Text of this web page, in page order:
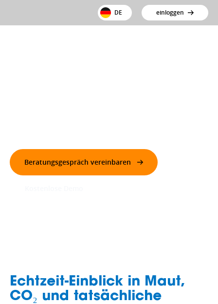
DE einloggen
Beratungsgespräch vereinbaren
Echtzeit-Einblick in Maut,
CO₂ und tatsächliche